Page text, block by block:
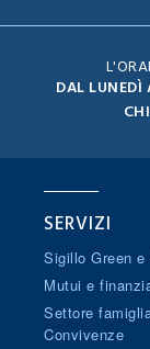
DAL
SERVIZI
Sigillo Green
Mutui e
Settore
Convivenze